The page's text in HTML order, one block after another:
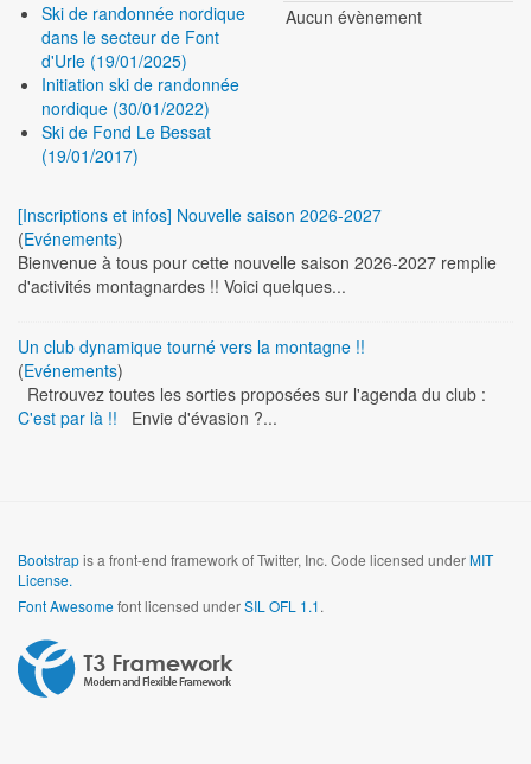
Ski de randonnée nordique
dans le secteur de Font
d'Urle (19/01/2025)
Initiation ski de randonnée
nordique (30/01/2022)
Ski de Fond Le Bessat
(19/01/2017)
Aucun évènement
[Inscriptions et infos] Nouvelle saison 2026-2027
(Evénements)
Bienvenue à tous pour cette nouvelle saison 2026-2027 remplie
d'activités montagnardes !! Voici quelques...
Un club dynamique tourné vers la montagne !!
(Evénements)
Retrouvez toutes les sorties proposées sur l'agenda du club :
C'est par là !! Envie d'évasion ?...
Bootstrapis a front-end framework of Twitter, Inc. Code licensed underMIT
License.
Font Awesomefont licensed underSIL OFL 1.1.